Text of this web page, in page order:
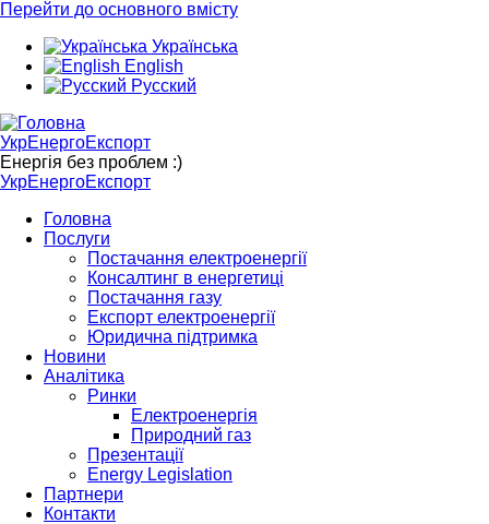
Перейти до основного вмісту
Українська
English
Русский
УкрЕнергоЕкспорт
Енергія без проблем :)
УкрЕнергоЕкспорт
Головна
Послуги
Постачання електроенергії
Консалтинг в енергетиці
Постачання газу
Експорт електроенергії
Юридична підтримка
Новини
Аналітика
Ринки
Електроенергія
Природний газ
Презентації
Energy Legislation
Партнери
Контакти